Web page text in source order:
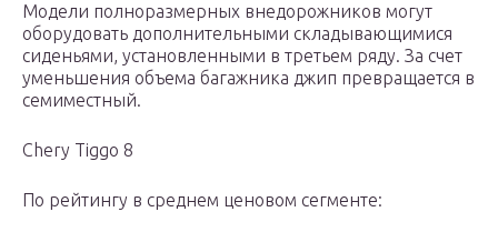
Модели полноразмерных внедорожников могут
оборудовать дополнительными складывающимися
сиденьями, установленными в третьем ряду. За счет
уменьшения объема багажника джип превращается в
семиместный.
Chery Tiggo 8
По рейтингу в среднем ценовом сегменте: